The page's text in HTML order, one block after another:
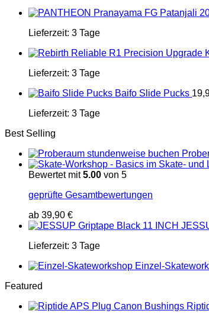
Lieferzeit: 3 Tage
Lieferzeit: 3 Tage
Baifo Slide Pucks
Lieferzeit: 3 Tage
Best Selling
Bewertet mit5.00 von 5
geprüfte Gesamtbewertungen
ab 39,90 €
Lieferzeit: 3 Tage
Einzel-
Featured